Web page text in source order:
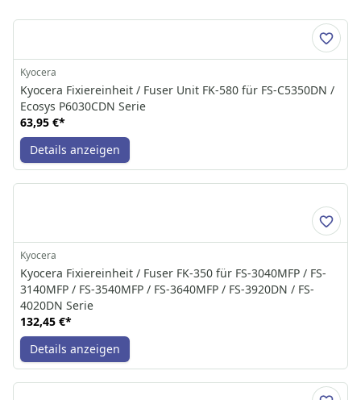
Kyocera
Kyocera Fixiereinheit / Fuser Unit FK-580 für FS-C5350DN /
Ecosys P6030CDN Serie
63,95 €*
Details anzeigen
Kyocera
Kyocera Fixiereinheit / Fuser FK-350 für FS-3040MFP / FS-
3140MFP / FS-3540MFP / FS-3640MFP / FS-3920DN / FS-
4020DN Serie
132,45 €*
Details anzeigen